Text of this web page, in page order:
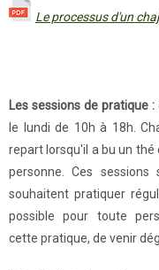
Le processus d'un
Les sessions de pratique :
le lundi de 10h à 18h.
repart lorsqu'il a bu un
personne. Ces
souhaitent pratiquer
possible pour toute
cette pratique, de venir